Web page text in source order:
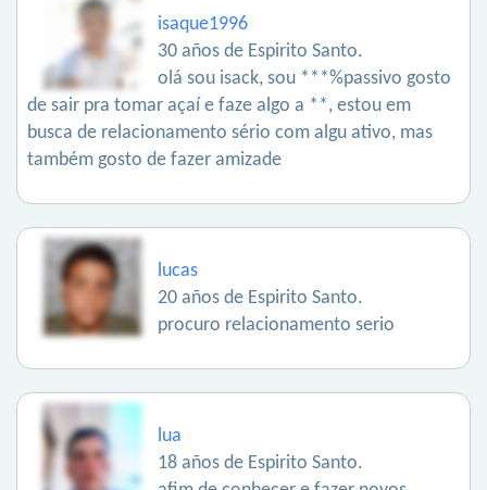
isaque1996
30 años de Espirito Santo.
olá sou isack, sou ***%passivo gosto
de sair pra tomar açaí e faze algo a **, estou em
busca de relacionamento sério com algu ativo, mas
também gosto de fazer amizade
lucas
20 años de Espirito Santo.
procuro relacionamento serio
lua
18 años de Espirito Santo.